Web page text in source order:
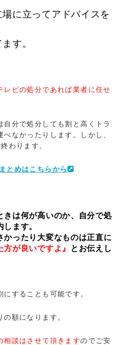
に立ってアドバイスを
す。
レビの処分であれば業者に任せ
分で処分しても割と高くトラ
なかったりします。しかし、
わります。
とめはこちらから
きは何が高いのか、自分で処
ます。
かったり大変なものは正直に
方が良いですよ』
とお伝えし
することも可能です。
額になります。
相談はさせて頂きますのでご安